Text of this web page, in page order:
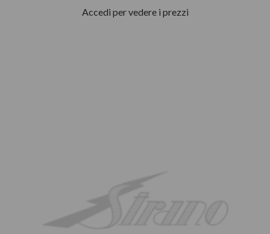
Accedi per vedere i prezzi